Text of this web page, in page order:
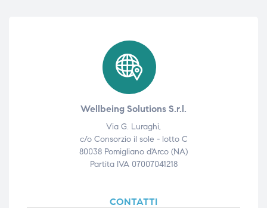
Wellbeing Solutions S.r.l.
Via G. Luraghi,
c/o Consorzio il sole - lotto C
80038 Pomigliano d'Arco (NA)
Partita IVA 07007041218
CONTATTI